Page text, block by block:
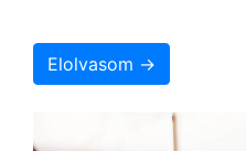
Elolvasom →